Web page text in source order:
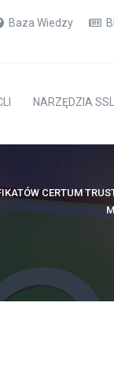
Baza Wiedzy
NARZĘDZIA SSL
CERTUM